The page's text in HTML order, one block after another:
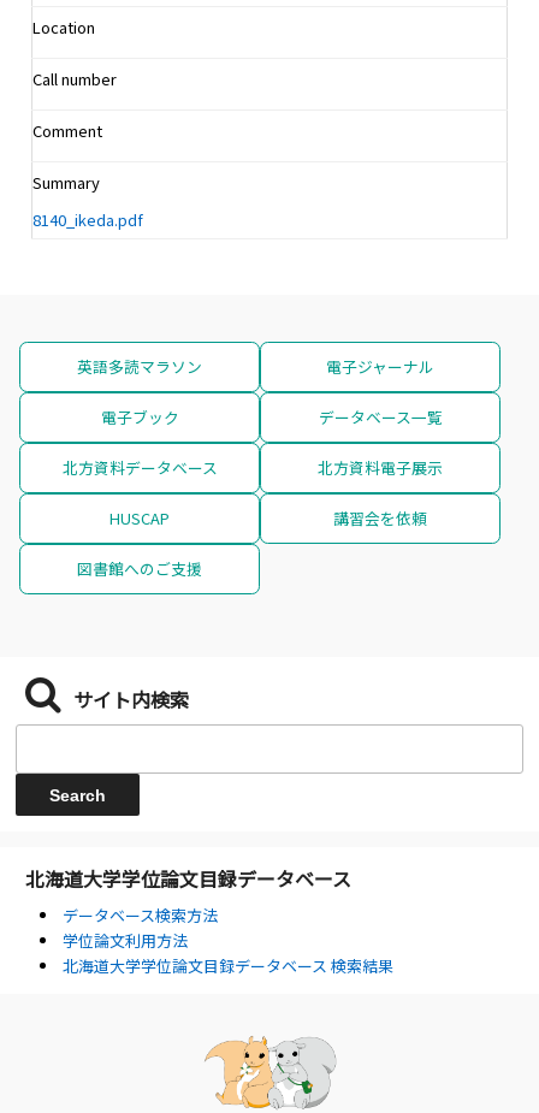
Location
Call number
Comment
Summary
8140_ikeda.pdf
英語多読マラソン 電子ジャーナル
電子ブック データベース一覧
北方資料データベース 北方資料電子展示
HUSCAP 講習会を依頼
図書館へのご支援
サイト内検索
北海道大学学位論文目録データベース
データベース検索方法
学位論文利用方法
北海道大学学位論文目録データベース 検索結果